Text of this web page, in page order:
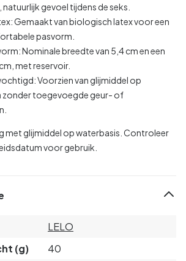
gevoel tijdens de seks.
Gemaakt van biologisch latex voor een
pasvorm.
Nominale breedte van 5,4 cm en een
met reservoir.
Voorzien van glijmiddel op
zonder toegevoegde geur- of
met glijmiddel op waterbasis. Controleer
voor gebruik.
LELO
(g)
40